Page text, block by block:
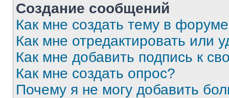
Создание сообщений
Как мне создать тему в
Как мне отредактировать или
Как мне добавить подпись к
Как мне создать опрос?
Почему я не могу добавить